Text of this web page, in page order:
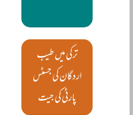
ترکی میں طیب
اردگان کی جسٹس
پارٹی کی جیت